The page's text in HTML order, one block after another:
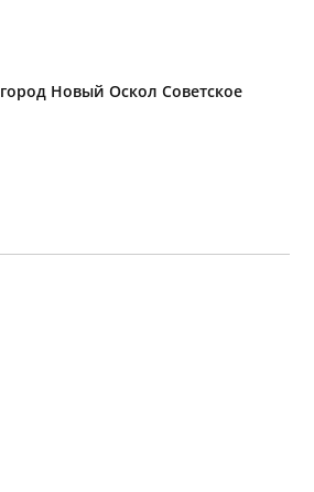
Новый Оскол Советское